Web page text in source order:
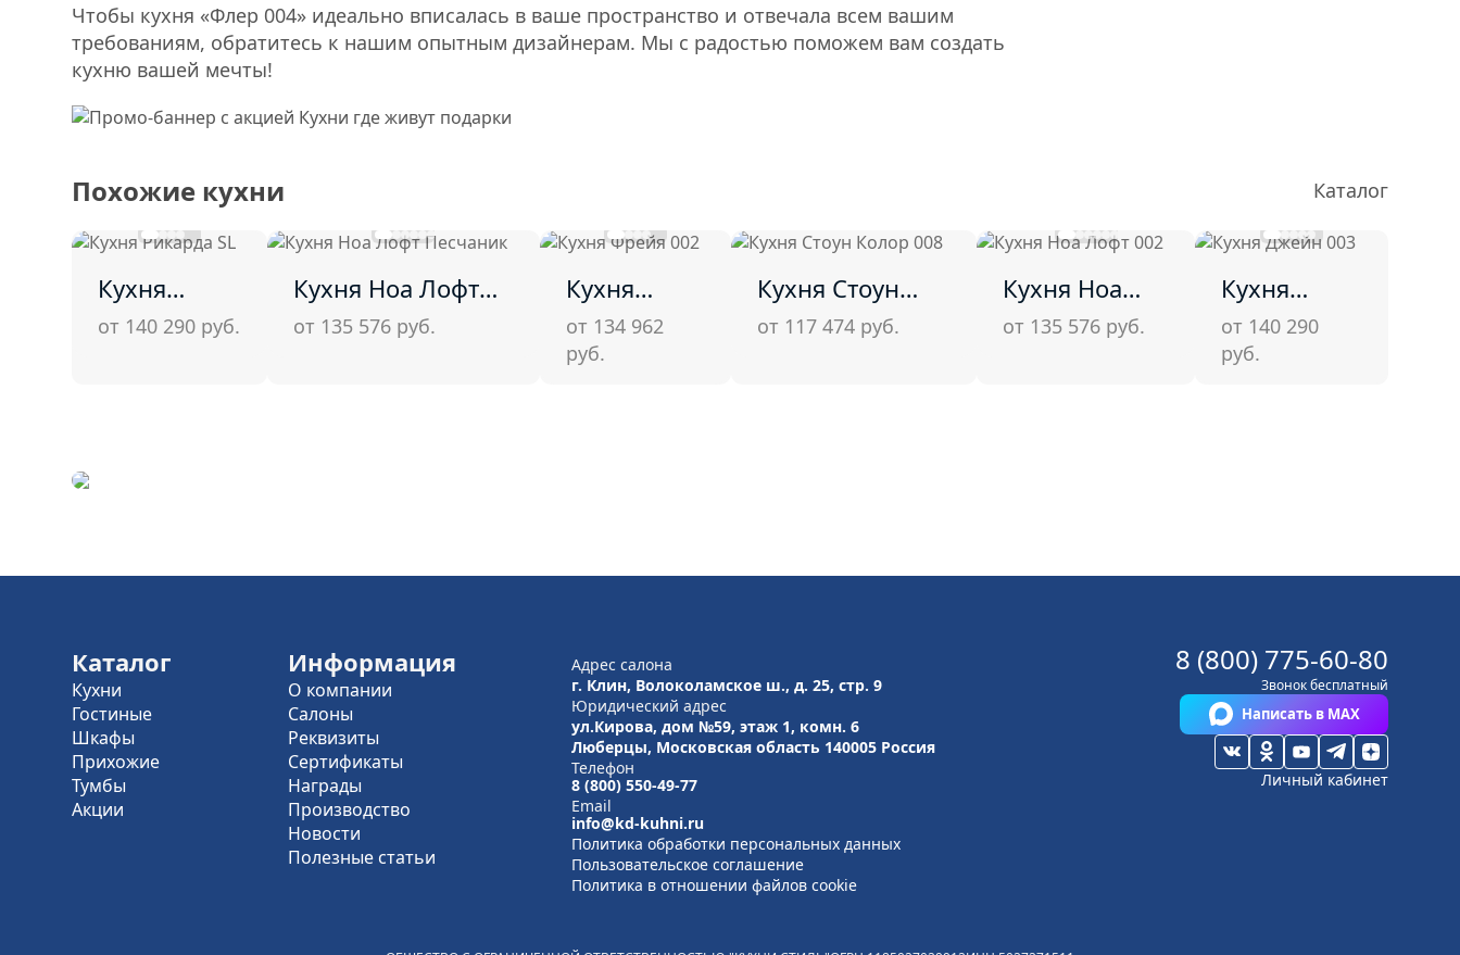
Чтобы кухня «Флер 004» идеально вписалась в ваше пространство и отвечала всем вашим
требованиям, обратитесь к нашим опытным дизайнерам. Мы с радостью поможем вам создать
кухню вашей мечты!
Похожие кухни Каталог
Кухня
Рикарда SL
от 140 290 руб.
Кухня Ноа Лофт
Песчаник
от 135 576 руб.
Кухня
Фрейя 002
от 134 962
руб.
Кухня Стоун
Колор 008
от 117 474 руб.
Кухня Ноа
Лофт 002
от 135 576 руб.
Кухня
Джейн 003
от 140 290
руб.
Каталог
Кухни
Гостиные
Шкафы
Прихожие
Тумбы
Акции
Информация
О компании
Салоны
Реквизиты
Сертификаты
Награды
Производство
Новости
Полезные статьи
Адрес салона
г. Клин, Волоколамское ш., д. 25, стр. 9
Юридический адрес
ул.Кирова, дом №59, этаж 1, комн. 6
Люберцы, Московская область 140005 Россия
Телефон
8 (800) 550-49-77
Email
info@kd-kuhni.ru
Политика обработки персональных данных
Пользовательское соглашение
Политика в отношении файлов cookie
8 (800) 775-60-80
Звонок бесплатный
Написать в MAX
Личный кабинет